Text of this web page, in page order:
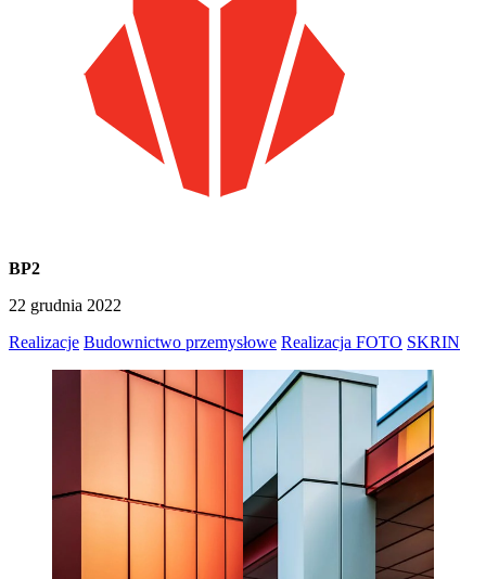
BP2
22 grudnia 2022
Realizacje Budownictwo przemysłowe Realizacja FOTO SKRIN